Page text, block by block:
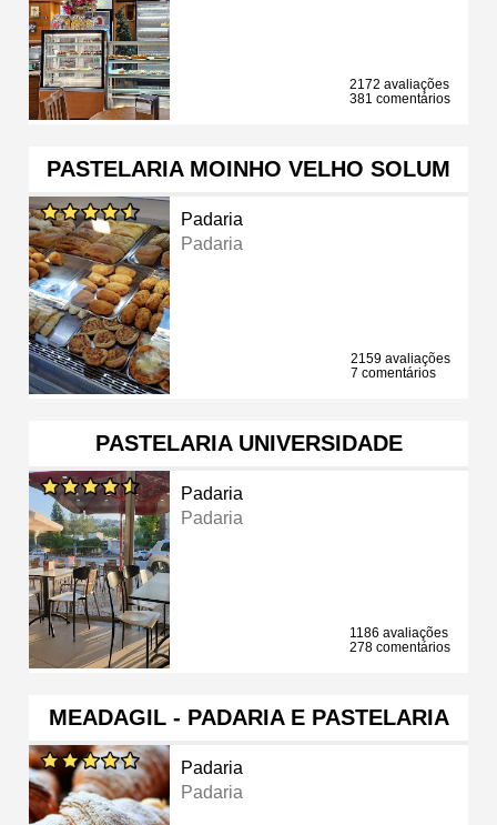
2172 avaliações
381 comentários
PASTELARIA MOINHO VELHO SOLUM
Padaria
Padaria
2159 avaliações
7 comentários
PASTELARIA UNIVERSIDADE
Padaria
Padaria
1186 avaliações
278 comentários
MEADAGIL - PADARIA E PASTELARIA
Padaria
Padaria